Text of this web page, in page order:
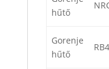
hűtő
Gorenje
hűtő